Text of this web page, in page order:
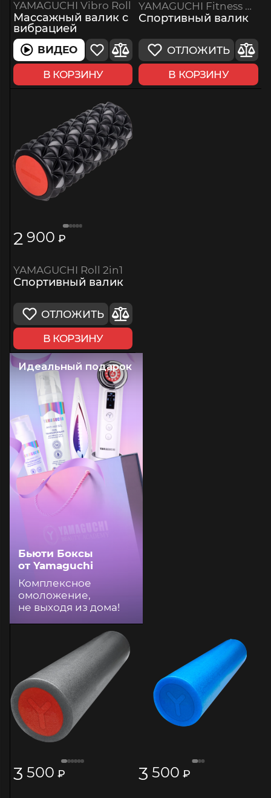
YAMAGUCHI Vibro Roll
Массажный валик с
вибрацией
ВИДЕО
В КОРЗИНУ
YAMAGUCHI Fitness PRO
Спортивный валик
ОТЛОЖИТЬ
В КОРЗИНУ
2 900 ₽
YAMAGUCHI Roll 2in1
Спортивный валик
ОТЛОЖИТЬ
В КОРЗИНУ
Идеальный подарок
Бьюти Боксы
от Yamaguchi
Комплексное
омоложение,
не выходя из дома!
3 500 ₽ 3 500 ₽